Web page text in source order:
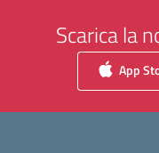
Scarica la
App